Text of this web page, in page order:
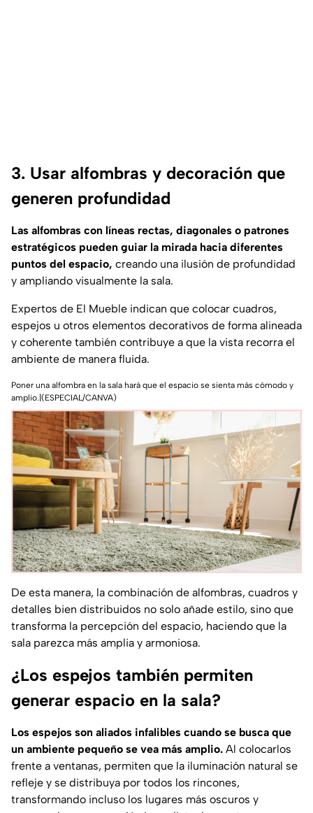
3. Usar alfombras y decoración que
generen profundidad
Las alfombras con líneas rectas, diagonales o patrones
estratégicos pueden guiar la mirada hacia diferentes
puntos del espacio, creando una ilusión de profundidad
y ampliando visualmente la sala.
Expertos de El Mueble indican que colocar cuadros,
espejos u otros elementos decorativos de forma alineada
y coherente también contribuye a que la vista recorra el
ambiente de manera fluida.
Poner una alfombra en la sala hará que el espacio se sienta más cómodo y
amplio.|(ESPECIAL/CANVA)
De esta manera, la combinación de alfombras, cuadros y
detalles bien distribuidos no solo añade estilo, sino que
transforma la percepción del espacio, haciendo que la
sala parezca más amplia y armoniosa.
¿Los espejos también permiten
generar espacio en la sala?
Los espejos son aliados infalibles cuando se busca que
un ambiente pequeño se vea más amplio. Al colocarlos
frente a ventanas, permiten que la iluminación natural se
refleje y se distribuya por todos los rincones,
transformando incluso los lugares más oscuros y